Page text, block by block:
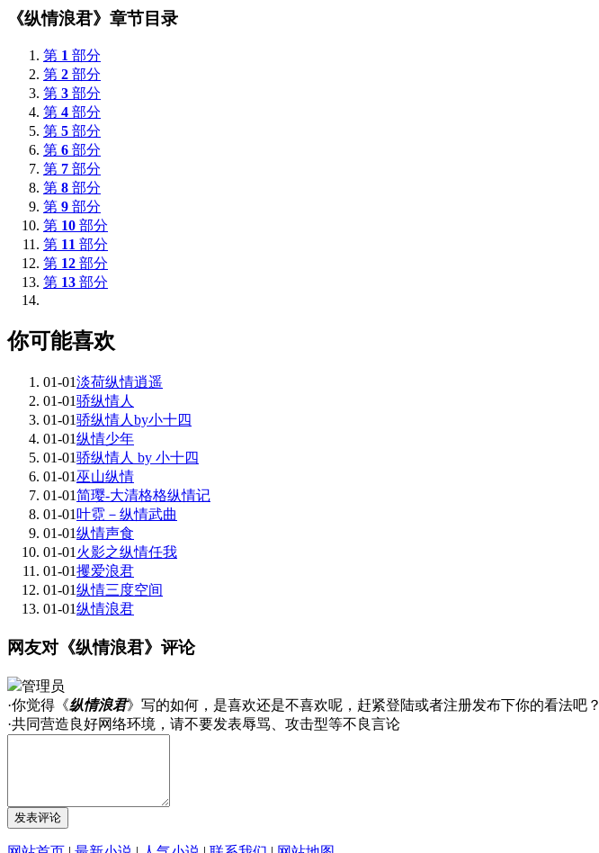
《纵情浪君》章节目录
第 1 部分
第 2 部分
第 3 部分
第 4 部分
第 5 部分
第 6 部分
第 7 部分
第 8 部分
第 9 部分
第 10 部分
第 11 部分
第 12 部分
第 13 部分
你可能喜欢
01-01淡荷纵情逍遥
01-01骄纵情人
01-01骄纵情人by小十四
01-01纵情少年
01-01骄纵情人 by 小十四
01-01巫山纵情
01-01简璎-大清格格纵情记
01-01 叶霓－纵情武曲
01-01纵情声食
01-01 火影之纵情任我
01-01攫爱浪君
01-01纵情三度空间
01-01纵情浪君
网友对《纵情浪君》评论
管理员
·你觉得《纵情浪君》写的如何，是喜欢还是不喜欢呢，赶紧登陆或者注册发布下你的看法吧？
·共同营造良好网络环境，请不要发表辱骂、攻击型等不良言论